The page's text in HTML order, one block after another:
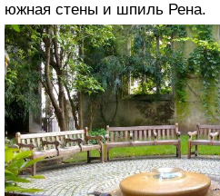
южная стены и шпиль Рена.